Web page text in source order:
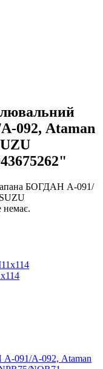
092, Ataman
БОГДАН А-091/